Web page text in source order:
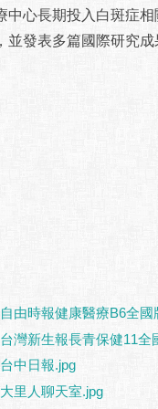
心長期投入白斑症
發表多篇國際研究
由時報健康醫療B6全國
灣新生報長青保健11全
中日報.jpg
里人聊天室.jpg